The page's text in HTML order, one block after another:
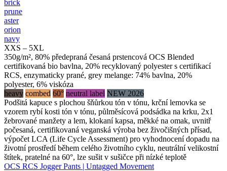
brick
prune
aster
orion
navy
XXS – 5XL
350g/m², 80% předepraná česaná prstencová OCS Blended
certifikovaná bio bavlna, 20% recyklovaný polyester s certifikací
RCS, enzymaticky prané, grey melange: 74% bavlna, 20%
polyester, 6% viskóza
heavy combed 60° neutral label NEW 2026
Podšitá kapuce s plochou šňůrkou tón v tónu, krční lemovka se
vzorem rybí kosti tón v tónu, půlměsícová podsádka na krku, 2x1
žebrované manžety a lem, klokaní kapsa, měkké na omak, uvnitř
počesaná, certifikovaná veganská výroba bez živočišných přísad,
výpočet LCA (Life Cycle Assessment) pro vyhodnocení dopadu na
životní prostředí během celého životního cyklu, neutrální velikostní
štítek, pratelné na 60°, lze sušit v sušičce při nízké teplotě
OCS RCS Jogger Pants | Untagged Movement